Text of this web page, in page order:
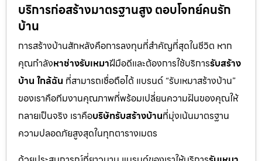
บริการก่อสร้างมาตรฐานสูง ตอบโจทย์คนรัก
บ้าน
การสร้างบ้านสักหลังคือการลงทุนที่สำคัญที่สุดในชีวิต หาก
คุณกำลังหาช่างรับเหมาฝีมือดีและต้องการใช้บริการรับสร้าง
บ้าน ใกล้ฉัน ที่สามารถเชื่อถือได้ แบรนด์ “รับเหมาสร้างบ้าน”
ของเราคือทีมงานคุณภาพที่พร้อมเปลี่ยนความฝันของคุณให้
กลายเป็นจริง เราคือบริษัทรับสร้างบ้านที่มุ่งเน้นมาตรฐาน
ความปลอดภัยสูงสุดในทุกตารางเมตร